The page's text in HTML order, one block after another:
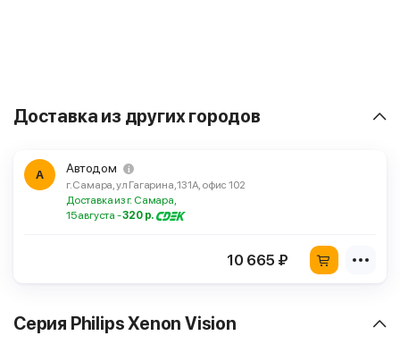
Доставка из других городов
А Автодом
г. Самара, ул Гагарина, 131А, офис 102
Доставка из г. Самара,
15 августа -320 р.
10 665 ₽
Серия Philips Xenon Vision